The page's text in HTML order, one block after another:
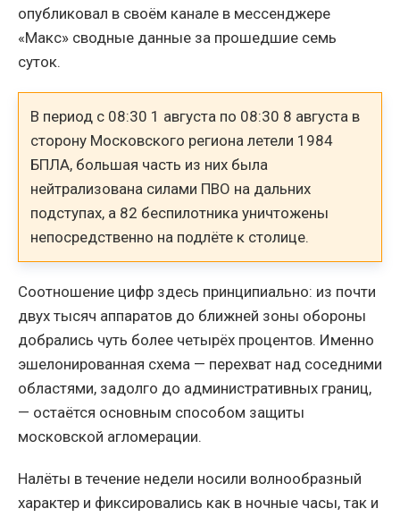
опубликовал в своём канале в мессенджере
«Макс» сводные данные за прошедшие семь
суток.
В период с 08:30 1 августа по 08:30 8 августа в
сторону Московского региона летели 1984
БПЛА, большая часть из них была
нейтрализована силами ПВО на дальних
подступах, а 82 беспилотника уничтожены
непосредственно на подлёте к столице.
Соотношение цифр здесь принципиально: из почти
двух тысяч аппаратов до ближней зоны обороны
добрались чуть более четырёх процентов. Именно
эшелонированная схема — перехват над соседними
областями, задолго до административных границ,
— остаётся основным способом защиты
московской агломерации.
Налёты в течение недели носили волнообразный
характер и фиксировались как в ночные часы, так и